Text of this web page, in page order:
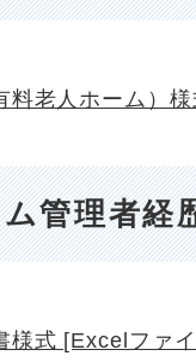
料老人ホーム）
管理者経
様式 [Excelファ